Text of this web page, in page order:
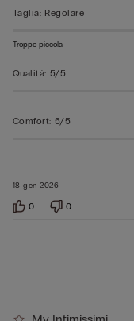
18 gen 2026
Taglia: Regolare
Troppo piccola
Qualità: 5/5
Comfort: 5/5
0 0